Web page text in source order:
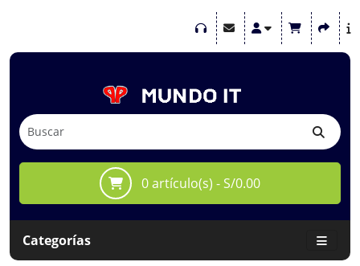
0 artículo(s) - S/0.00
Categorías